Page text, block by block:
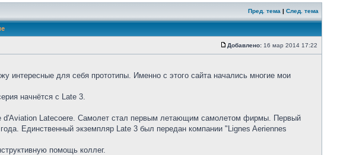
Пред. тема | След. тема
Добавлено: 16 мар 2014 17:22
интересные для себя прототипы. Именно с этого сайта начались многие мои
начнётся с Late 3.
d'Aviation Latecoere. Самолет стал первым летающим самолетом фирмы. Первый
Единственный экземпляр Late 3 был передан компании "Lignes Aeriennes
помощь коллег.